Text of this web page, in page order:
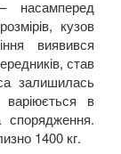
кузов
виявився
став
залишилась
в
спорядження.
1400 кг.